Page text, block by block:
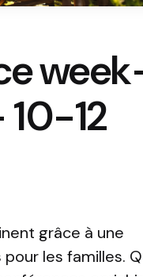
12
grâce à une
les familles.